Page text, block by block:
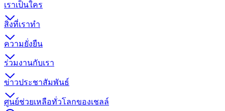
เราเป็นใคร
สิ่งที่เราทำ
ความยั่งยืน
ร่วมงานกับเรา
ข่าวประชาสัมพันธ์
ศูนย์ช่วยเหลือทั่วโลกของเชลล์